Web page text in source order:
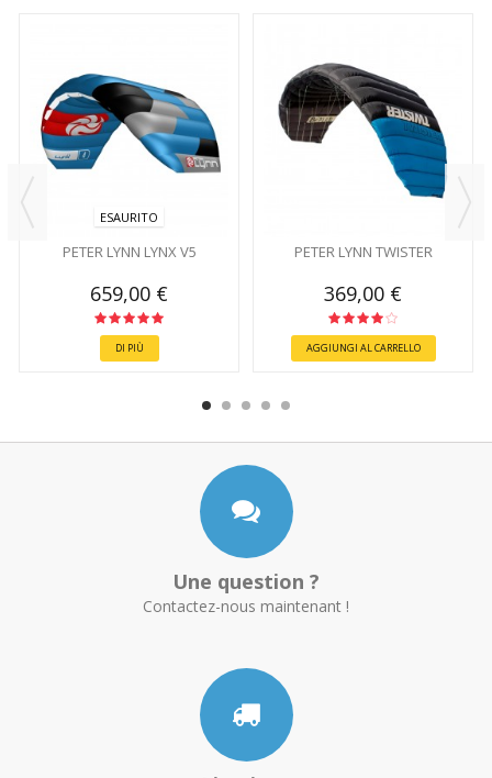
ESAURITO
PETER LYNN LYNX V5
659,00 €
DI PIÙ
PETER LYNN TWISTER
369,00 €
AGGIUNGI AL CARRELLO
Une question ?
Contactez-nous maintenant !